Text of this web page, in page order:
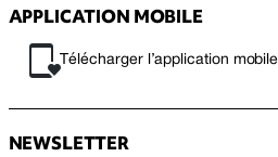
APPLICATION MOBILE
Télécharger l’application mobile
NEWSLETTER